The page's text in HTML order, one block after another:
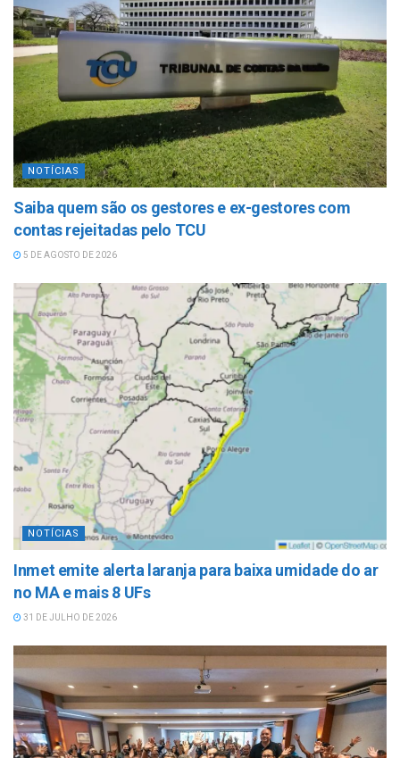
NOTÍCIAS
Saiba quem são os gestores e ex-gestores com
contas rejeitadas pelo TCU
5 DE AGOSTO DE 2026
NOTÍCIAS
Inmet emite alerta laranja para baixa umidade do ar
no MA e mais 8 UFs
31 DE JULHO DE 2026